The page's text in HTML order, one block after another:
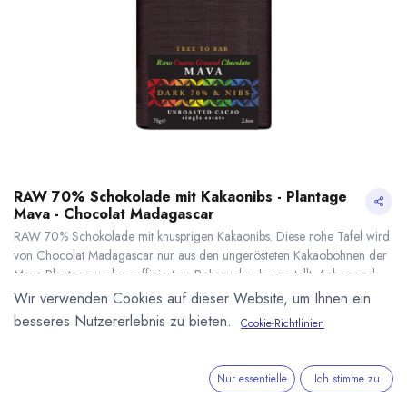
RAW 70% Schokolade mit Kakaonibs - Plantage
Mava - Chocolat Madagascar
RAW 70% Schokolade mit knusprigen Kakaonibs. Diese rohe Tafel wird
von Chocolat Madagascar nur aus den ungerösteten Kakaobohnen der
Mava Plantage und unraffiniertem Rohrzucker hergestellt. Anbau und
Produktion in Madagaskar. 75g Tafel.
9,30€*
(124,00€ /1 kg)
Wir verwenden Cookies auf dieser Website, um Ihnen ein
besseres Nutzererlebnis zu bieten.
Cookie-Richtlinien
Nur essentielle Ich stimme zu